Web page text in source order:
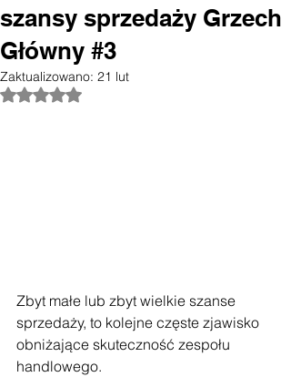
szansy sprzedaży Grzech
Główny #3
Zaktualizowano: 21 lut
Oceniono na NaN z 5 gwiazdek.
Zbyt małe lub zbyt wielkie szanse
sprzedaży, to kolejne częste zjawisko
obniżające skuteczność zespołu
handlowego.